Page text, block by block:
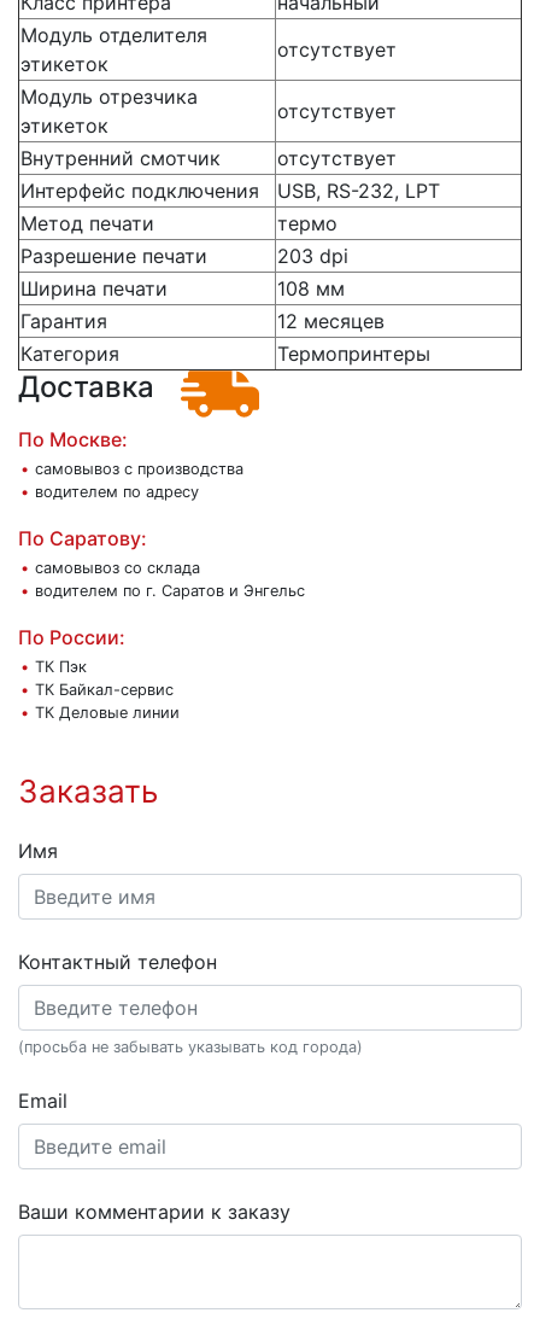
Модуль отделителя
этикеток
отсутствует
Модуль отрезчика
этикеток
отсутствует
Внутренний смотчик
отсутствует
Интерфейс подключения
USB, RS-232, LPT
Метод печати
термо
Разрешение печати
203 dpi
Ширина печати
108 мм
Гарантия
12 месяцев
Категория
Термопринтеры
Доставка
По Москве:
самовывоз с производства
водителем по адресу
По Саратову:
самовывоз со склада
водителем по г. Саратов и Энгельс
По России:
ТК Пэк
ТК Байкал-сервис
ТК Деловые линии
Заказать
Имя
Контактный телефон
(просьба не забывать указывать код города)
Email
Ваши комментарии к заказу